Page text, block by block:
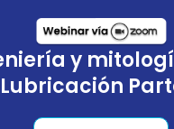
y
Lubricación